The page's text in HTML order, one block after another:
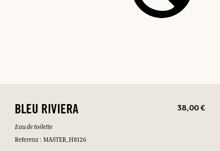
BLEU RIVIERA 38,00 €
Eau de toilette
Referenz : MASTER_H8126